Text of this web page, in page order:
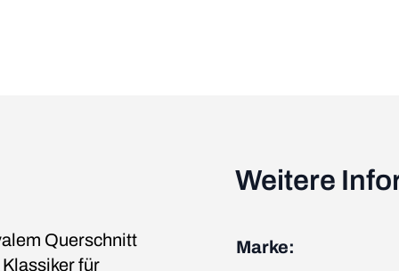
Querschnitt
für
Weitere
Marke: